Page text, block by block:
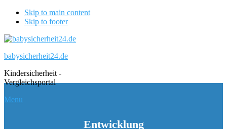
Skip to main content
Skip to footer
babysicherheit24.de
Kindersicherheit -
Vergleichsportal
Menu
Entwicklung